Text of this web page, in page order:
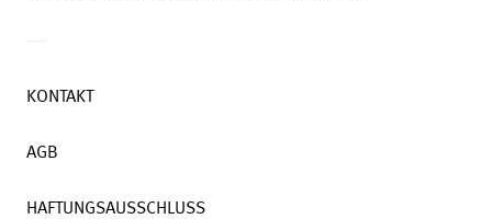
KONTAKT
AGB
HAFTUNGSAUSSCHLUSS